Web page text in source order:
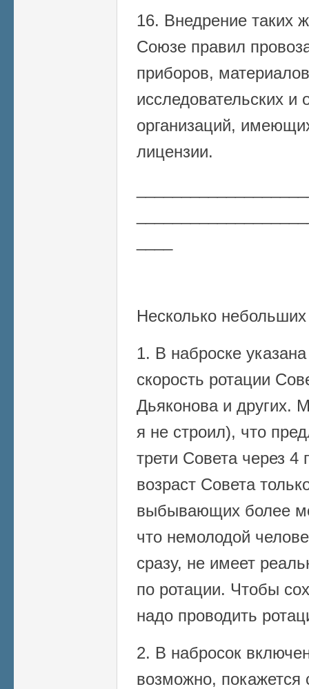
16. Внедрение таких
Союзе правил
приборов,
исследовательских и
организаций,
лицензии.
Несколько
1. В наброске
скорость ротации
Дьяконова и других.
я не строил), что
трети Совета через 4
возраст Совета
выбывающих более
что немолодой
сразу, не имеет
по ротации. Чтобы
надо проводить
2. В набросок
возможно,